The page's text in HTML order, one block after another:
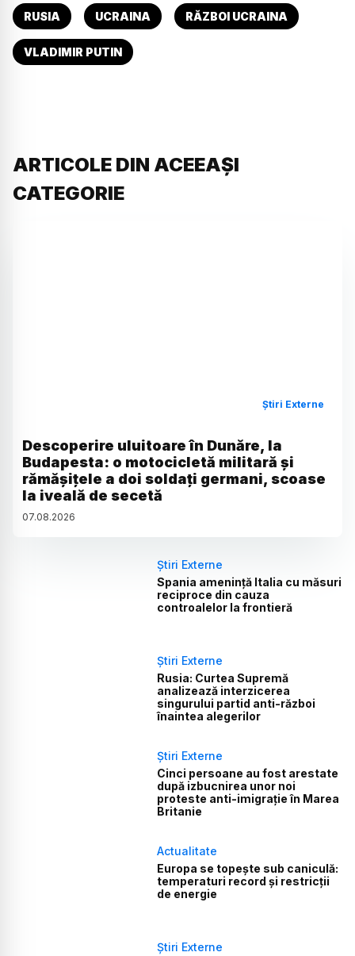
RUSIA UCRAINA RĂZBOI UCRAINA
VLADIMIR PUTIN
ARTICOLE DIN ACEEAȘI
CATEGORIE
Știri Externe
Descoperire uluitoare în Dunăre, la
Budapesta: o motocicletă militară și
rămășițele a doi soldați germani, scoase
la iveală de secetă
07.08.2026
Știri Externe
Spania amenință Italia cu măsuri
reciproce din cauza
controalelor la frontieră
Știri Externe
Rusia: Curtea Supremă
analizează interzicerea
singurului partid anti-război
înaintea alegerilor
Știri Externe
Cinci persoane au fost arestate
după izbucnirea unor noi
proteste anti-imigrație în Marea
Britanie
Actualitate
Europa se topește sub caniculă:
temperaturi record și restricții
de energie
Știri Externe